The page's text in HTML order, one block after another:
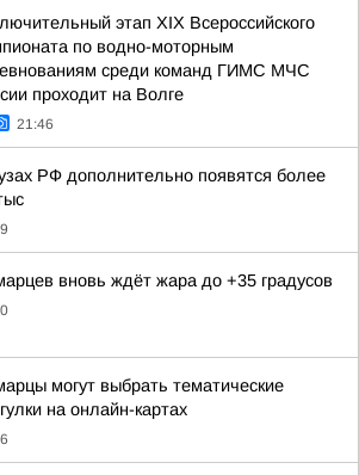
этап XIХ Всероссийского
по водно-моторным
среди команд ГИМС МЧС
проходит на Волге
21:46
РФ дополнительно появятся более
вновь ждёт жара до +35 градусов
могут выбрать тематические
на онлайн-картах